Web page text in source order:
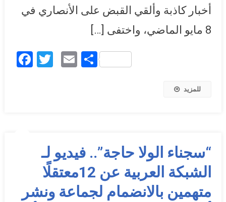
أخبار كاذبة وألقي القبض على الأنصاري في
8 مايو الماضي، واختفى […]
Facebook
Twitter
EmailShare
للمزيد
“سجناء الولا حاجة”.. فيديو لـ
الشبكة العربية عن 12معتقلًا
متهمين بالانضمام لجماعة ونشر